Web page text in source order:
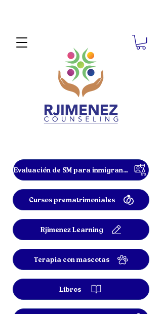
Evaluación de SM para inmigrantes
Cursos prematrimoniales
Rjimenez Learning
Terapia con mascotas
Libros